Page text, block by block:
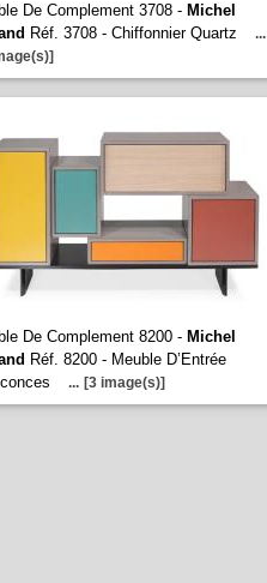
De Complement 3708 - Michel
Réf. 3708 - Chiffonnier Quartz
...
De Complement 8200 - Michel
Réf. 8200 - Meuble D’Entrée
... [3 image(s)]